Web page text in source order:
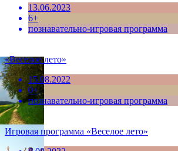
13.06.2023
6+
познавательно-игровая программа
«Веселое лето»
15.08.2022
0+
познавательно-игровая программа
Игровая программа «Веселое лето»